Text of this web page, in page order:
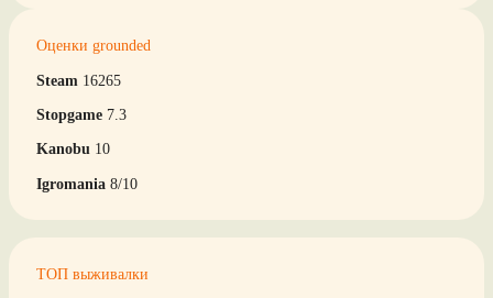
Оценки grounded
Steam 16265
Stopgame 7.3
Kanobu 10
Igromania 8/10
ТОП выживалки